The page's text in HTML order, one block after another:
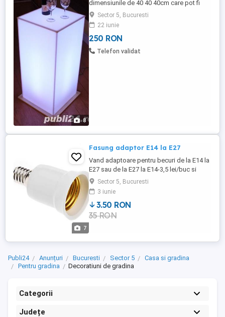
8
dimensiunile de 40 40 40cm care pot fi
folosite ca masute de bar sau prezentare
bauturi ori mancare la bufetul suedez,
mese led de cocktail de 110x40x40cm,
frapiere led, baruri led, bufet led, veioze
led si alte produse led - ghirlande, banda
Sector 5, Bucuresti
22 iunie
250 RON
Telefon validat
7
Fasung adaptor E14 la E27
Vand adaptoare pentru becuri de la E14 la
E27 sau de la E27 la E14-3,5 lei/buc si
becuri cu filament de 15w lumina alba
calda 3,5 lei/buc sau becuri cu filament
colorate de 25w albastre, rosii, verzi sau
galbene - 6,5 lei/buc.Detalii la telefon
0722705673
Sector 5, Bucuresti
3 iunie
3.50 RON
35 RON
Publi24 Anunțuri Bucuresti Sector 5
Casa si gradina
Pentru gradina
Decoratiuni de gradina
Categorii
Județe